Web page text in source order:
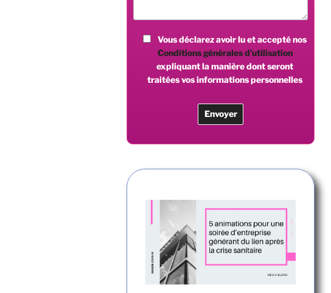
Vous déclarez avoir lu et accepté nos
Conditions générales d’utilisation
expliquant la manière dont seront
traitées vos informations personnelles